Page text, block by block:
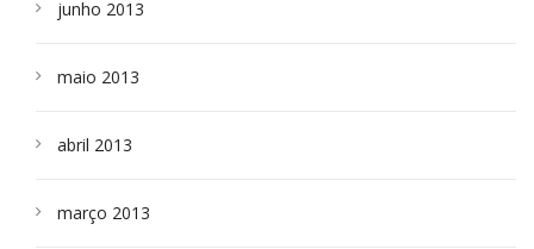
junho 2013
maio 2013
abril 2013
março 2013